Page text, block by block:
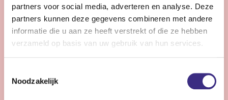
partners voor social media, adverteren en analyse. Deze
partners kunnen deze gegevens combineren met andere
informatie die u aan ze heeft verstrekt of die ze hebben
verzameld op basis van uw gebruik van hun services.
Noodzakelijk
Persoonlijke Begeleider complexe zorg -
Stiens
Stiens
24 - 30 uur | Voltijds, Onbepaalde tijd